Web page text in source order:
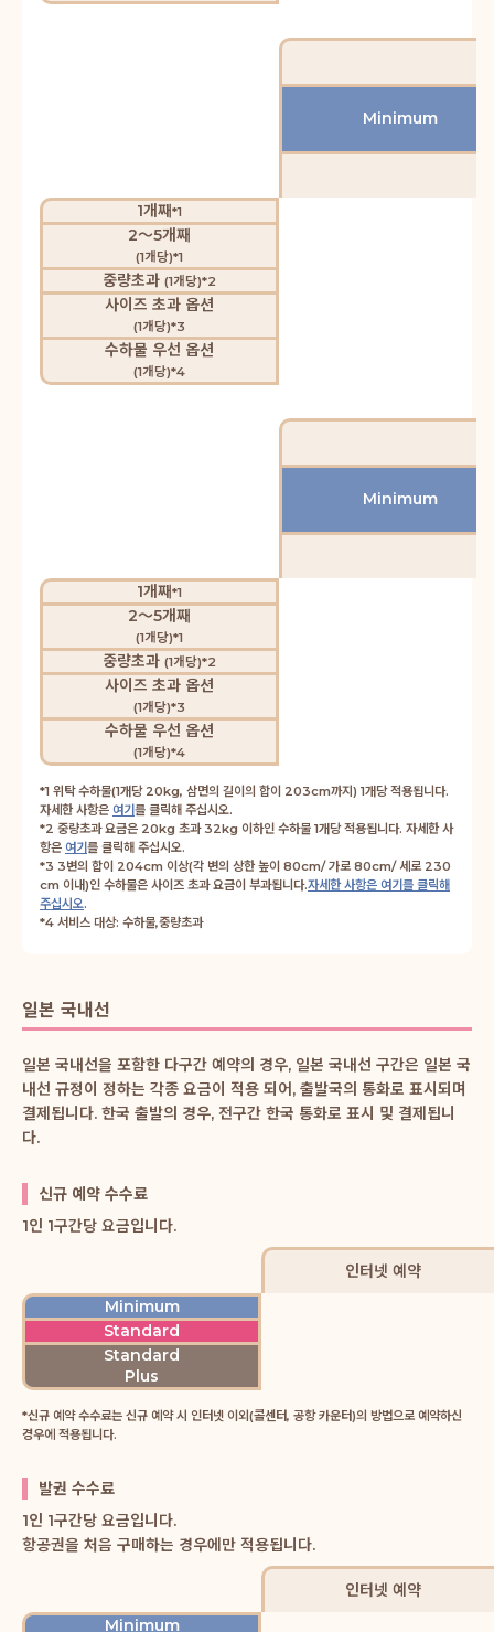
Minimum
1개째*1
2～5개째
(1개당)*1
중량초과 (1개당)*2
사이즈 초과 옵션
(1개당)*3
수하물 우선 옵션
(1개당)*4
Minimum
1개째*1
2～5개째
(1개당)*1
중량초과 (1개당)*2
사이즈 초과 옵션
(1개당)*3
수하물 우선 옵션
(1개당)*4
*1 위탁 수하물(1개당 20kg, 삼면의 길이의 합이 203cm까지) 1개당 적용됩니다.
자세한 사항은 여기를 클릭해 주십시오.
*2 중량초과 요금은 20kg 초과 32kg 이하인 수하물 1개당 적용됩니다. 자세한 사
항은 여기를 클릭해 주십시오.
*3 3변의 합이 204cm 이상(각 변의 상한 높이 80cm/ 가로 80cm/ 세로 230
cm 이내)인 수하물은 사이즈 초과 요금이 부과됩니다.자세한 사항은 여기를 클릭해
주십시오.
*4 서비스 대상: 수하물,중량초과
일본 국내선
일본 국내선을 포함한 다구간 예약의 경우, 일본 국내선 구간은 일본 국
내선 규정이 정하는 각종 요금이 적용 되어, 출발국의 통화로 표시되며
결제됩니다. 한국 출발의 경우, 전구간 한국 통화로 표시 및 결제됩니
다.
신규 예약 수수료
1인 1구간당 요금입니다.
인터넷 예약
Minimum
Standard
Standard
Plus
*신규 예약 수수료는 신규 예약 시 인터넷 이외(콜센터, 공항 카운터)의 방법으로 예약하신
경우에 적용됩니다.
발권 수수료
1인 1구간당 요금입니다.
항공권을 처음 구매하는 경우에만 적용됩니다.
인터넷 예약
Minimum